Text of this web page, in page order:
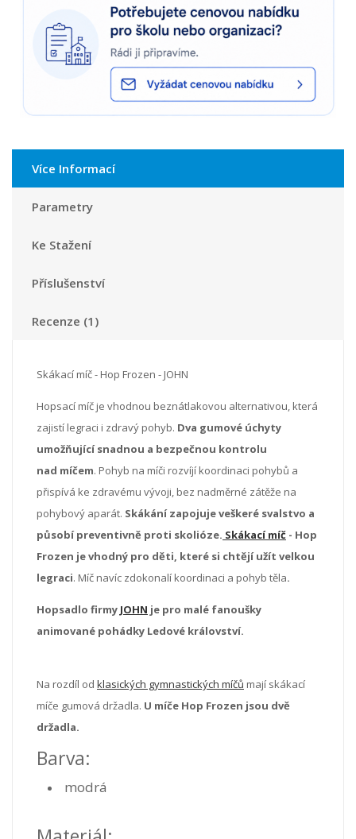
Více Informací
Parametry
Ke Stažení
Příslušenství
Recenze (1)
Skákací míč - Hop Frozen - JOHN
Hopsací míč je vhodnou beznátlakovou alternativou, která
zajistí legraci i zdravý pohyb. Dva gumové úchyty
umožňující snadnou a bezpečnou kontrolu
nad míčem. Pohyb na míči rozvíjí koordinaci pohybů a
přispívá ke zdravému vývoji, bez nadměrné zátěže na
pohybový aparát. Skákání zapojuje veškeré svalstvo a
působí preventivně proti skolióze. Skákací míč - Hop
Frozen je vhodný pro děti, které si chtějí užít velkou
legraci. Míč navíc zdokonalí koordinaci a pohyb těla.
Hopsadlo firmy JOHN je pro malé fanoušky
animované pohádky Ledové království.
Na rozdíl od klasických gymnastických míčů mají skákací
míče gumová držadla. U míče Hop Frozen jsou dvě
držadla.
Barva:
modrá